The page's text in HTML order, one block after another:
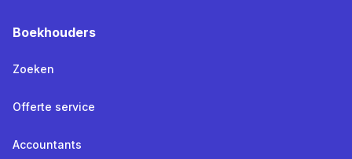
Boekhouders
Zoeken
Offerte service
Accountants